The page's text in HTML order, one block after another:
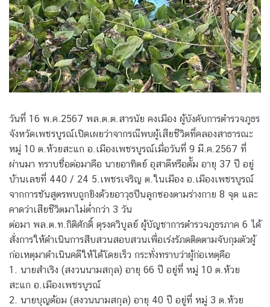
วันที่ 16 พ.ค.2567 พล.ต.ต.สารนัย คงเมือง ผู้บังคับการตำรวจภูธร
จังหวัดเพชรบูรณ์เปิดเผยว่าจากรณีพบผู้เสียชีวิตที่คลองสาธารณะ
หมู่ 10 ต.ห้วยสะแก อ.เมืองเพชรบูรณ์เมื่อวันที่ 9 มี.ค.2567 ที่
ผ่านมา ทราบชื่อต่อมาคือ นายอาทิตย์ อุสาดีหรือตั้ม อายุ 37 ปี อยู่
บ้านเลขที่ 440 / 24 5.เพชรเจริญ ต.ในเมือง อ.เมืองเพชรบูรณ์
จากการชันสูตรพบถูกยิงด้วยอาวุธปืนลูกซองตามร่างกาย 8 จุด และ
คาดว่าเสียชีวิตมาไม่ต่ำกว่า 3 วัน
ต่อมา พล.ต.ท.กิติศักดิ์ ดุรงควิบูลย์ ผู้บัญชาการตำรวจภูธรภาค 6 ได้
สั่งการให้ดำเนินการสืบสวนสอบสวนเพื่อเร่งรัภดติดตามจับกุมตัวผู้
ก่อเหตุมาดำเนินคดีให้ได้โดยเร็ว กระทั่งทราบว่าผู้ก่อเหตุคือ
1. นายสำเริง (สงวนนามสกุล) อายุ 66 ปี อยู่ที่ หมู่ 10 ต.ห้วย
สะแก อ.เมืองเพชรบูรณ์
2. นายบุญต้อม (สงวนนามสกุล) อายุ 40 ปี อยู่ที่ หมู่ 3 ต.ห้วย